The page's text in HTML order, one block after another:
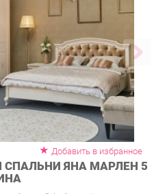
Добавить в избранное
ЯНА МАРЛЕН 5
фабрики Яна,